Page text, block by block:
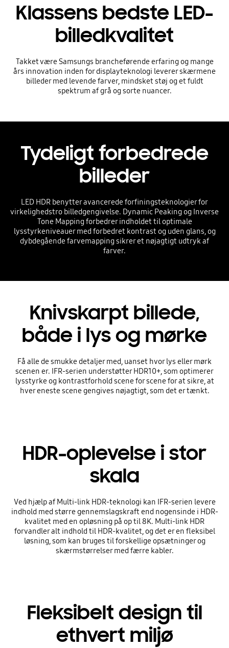
Klassens bedste LED-
billedkvalitet
Takket være Samsungs brancheførende erfaring og mange
års innovation inden for displayteknologi leverer skærmene
billeder med levende farver, mindsket støj og et fuldt
spektrum af grå og sorte nuancer.
Tydeligt forbedrede
billeder
LED HDR benytter avancerede forfiningsteknologier for
virkelighedstro billedgengivelse. Dynamic Peaking og Inverse
Tone Mapping forbedrer indholdet til optimale
lysstyrkeniveauer med forbedret kontrast og uden glans, og
dybdegående farvemapping sikrer et nøjagtigt udtryk af
farver.
Knivskarpt billede,
både i lys og mørke
Få alle de smukke detaljer med, uanset hvor lys eller mørk
scenen er. IFR-serien understøtter HDR10+, som optimerer
lysstyrke og kontrastforhold scene for scene for at sikre, at
hver eneste scene gengives nøjagtigt, som det er tænkt.
HDR-oplevelse i stor
skala
Ved hjælp af Multi-link HDR-teknologi kan IFR-serien levere
indhold med større gennemslagskraft end nogensinde i HDR-
kvalitet med en opløsning på op til 8K. Multi-link HDR
forvandler alt indhold til HDR-kvalitet, og det er en fleksibel
løsning, som kan bruges til forskellige opsætninger og
skærmstørrelser med færre kabler.
Fleksibelt design til
ethvert miljø